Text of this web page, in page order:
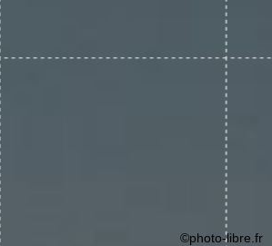
©photo-libre.fr